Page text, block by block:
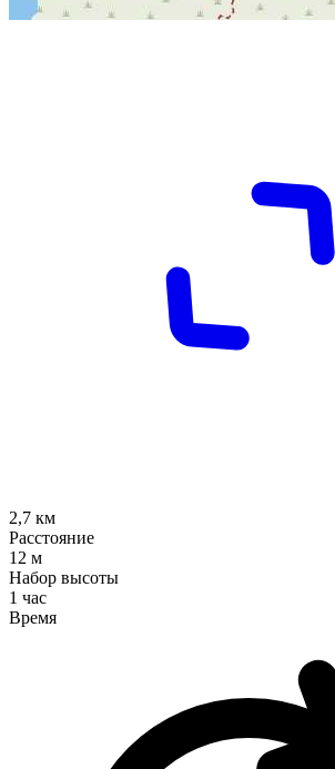
2,7 км
Расстояние
12 м
Набор высоты
1 час
Время